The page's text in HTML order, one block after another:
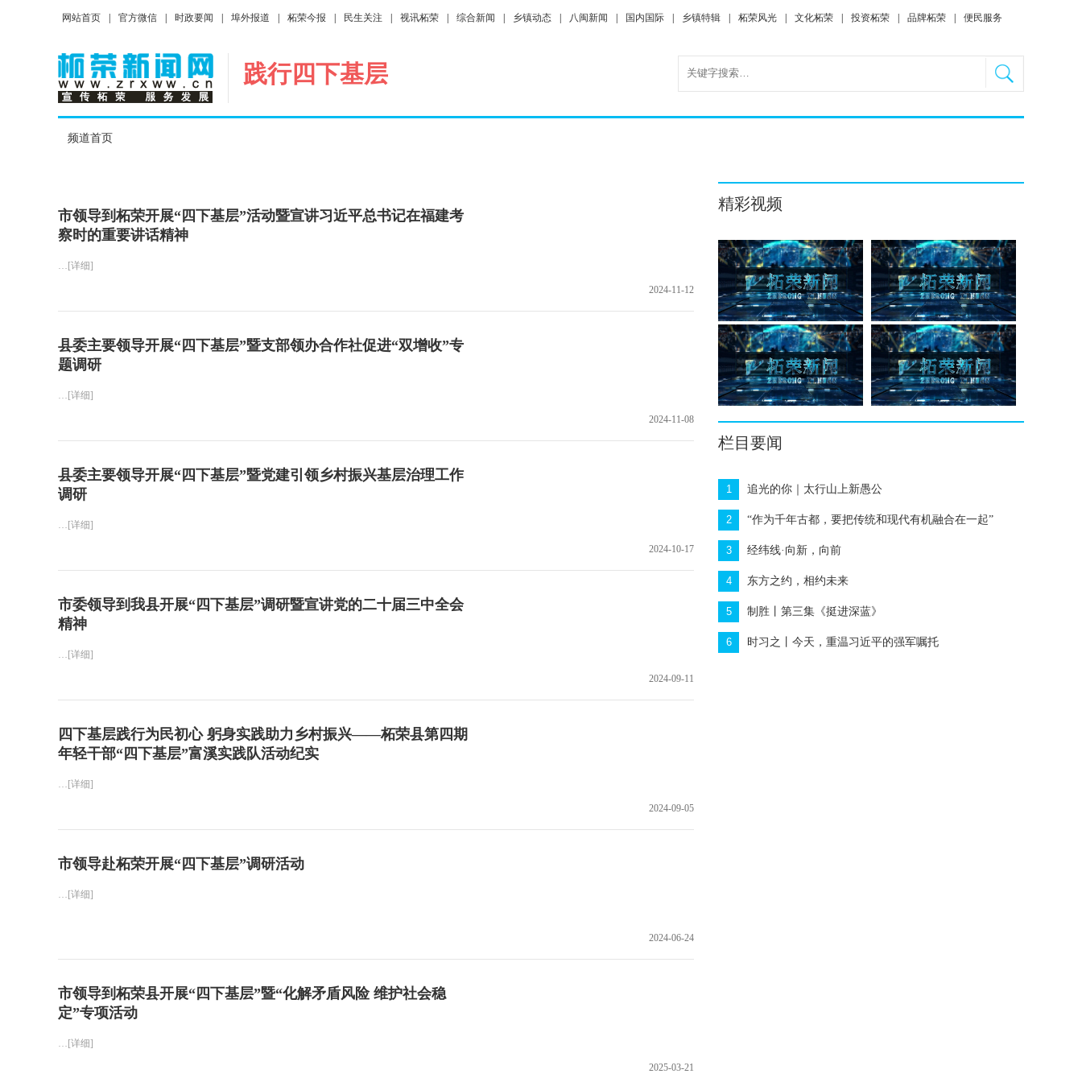
网站首页 官方微信 时政要闻 埠外报道 柘荣今报 民生关注 视讯柘荣 综合新闻 乡镇动态 八闽新闻 国内国际 乡镇特辑 柘荣风光 文化柘荣 投资柘荣 品牌柘荣 便民服务
践行四下基层
频道首页
市领导到柘荣开展“四下基层”活动暨宣讲习近平总书记在福建考
察时的重要讲话精神
…[详细]
2024-11-12
县委主要领导开展“四下基层”暨支部领办合作社促进“双增收”专
题调研
…[详细]
2024-11-08
县委主要领导开展“四下基层”暨党建引领乡村振兴基层治理工作
调研
…[详细]
2024-10-17
市委领导到我县开展“四下基层”调研暨宣讲党的二十届三中全会
精神
…[详细]
2024-09-11
四下基层践行为民初心 躬身实践助力乡村振兴——柘荣县第四期
年轻干部“四下基层”富溪实践队活动纪实
…[详细]
2024-09-05
市领导赴柘荣开展“四下基层”调研活动
…[详细]
2024-06-24
市领导到柘荣县开展“四下基层”暨“化解矛盾风险 维护社会稳
定”专项活动
…[详细]
2025-03-21
精彩视频
栏目要闻
1 追光的你｜太行山上新愚公
2 “作为千年古都，要把传统和现代有机融合在一起”
3 经纬线·向新，向前
4 东方之约，相约未来
5 制胜丨第三集《挺进深蓝》
6 时习之丨今天，重温习近平的强军嘱托